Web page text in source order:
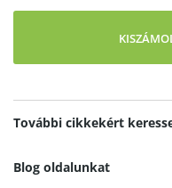
További cikkekért
Blog oldalunkat